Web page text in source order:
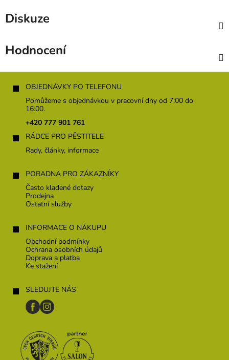
Diskuze
Hodnocení
Z
OBJEDNÁVKY PO TELEFONU
Pomůžeme s objednávkou v pracovní dny od 7:00 do
16:00.
+420 777 901 761
RÁDCE PRO PĚSTITELE
Rady, články, informace
PORADNA PRO ZÁKAZNÍKY
Často kladené dotazy
Prodejna
Ostatní služby
INFORMACE O NÁKUPU
Obchodní podmínky
Ochrana osobních údajů
Doprava a platba
Ke stažení
SLEDUJTE NÁS